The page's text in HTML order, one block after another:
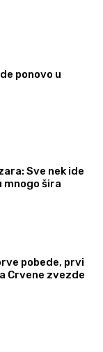
ponovo u
Sve nek ide
mnogo šira
pobede, prvi
Crvene zvezde